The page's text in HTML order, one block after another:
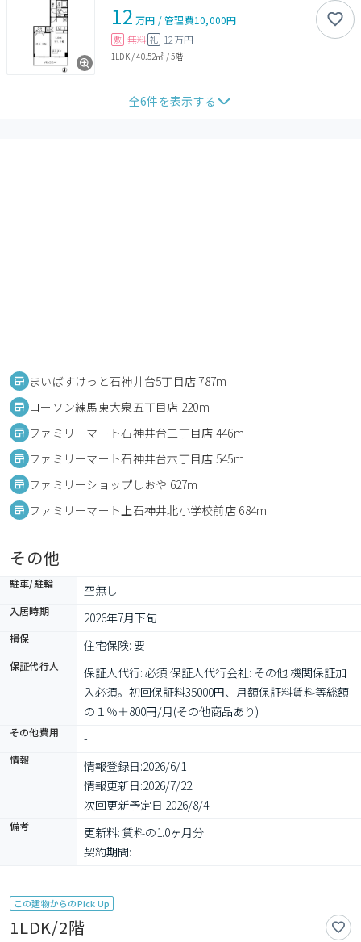
12 万円 /管理費10,000円
敷 無料 礼 12万円
1LDK/40.52㎡ /5階
全6件を表示する
まいばすけっと石神井台5丁目店 787m
ローソン練馬東大泉五丁目店 220m
ファミリーマート石神井台二丁目店 446m
ファミリーマート石神井台六丁目店 545m
ファミリーショップしおや 627m
ファミリーマート上石神井北小学校前店 684m
その他
駐車/駐輪 空無し
入居時期 2026年7月下旬
損保 住宅保険: 要
保証代行人
保証人代行: 必須 保証人代行会社: その他 機関保証加
入必須。初回保証料35000円、月額保証料賃料等総額
の１％＋800円/月(その他商品あり)
その他費用 -
情報 情報登録日:2026/6/1
情報更新日:2026/7/22
次回更新予定日:2026/8/4
備考
更新料: 賃料の1.0ヶ月分
契約期間:
この建物からのPick Up
1LDK/2階